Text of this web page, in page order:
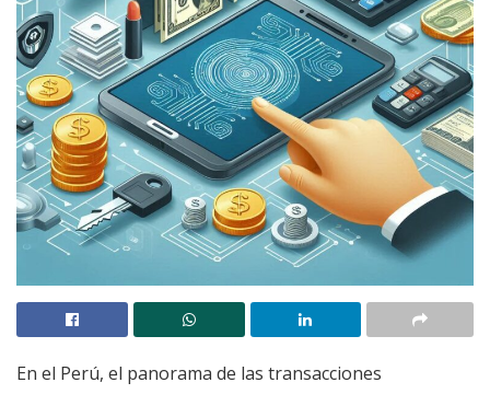
En el Perú, el panorama de las transacciones